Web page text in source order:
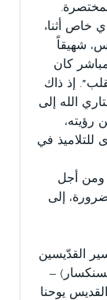
خاص أثناء
شهيقاً
كان
إذ ذاك
الله إلى
رؤيته،
للتلاميذ في
ومن أجل
إلى
(2007). لبنان، سير القدّيسين
–
يوحنا